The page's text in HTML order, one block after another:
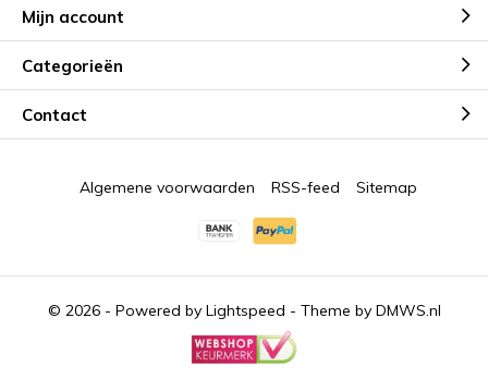
Mijn account
Categorieën
Contact
© 2026 - Powered by Lightspeed - Theme by DMWS.nl
Algemene voorwaarden RSS-feed Sitemap